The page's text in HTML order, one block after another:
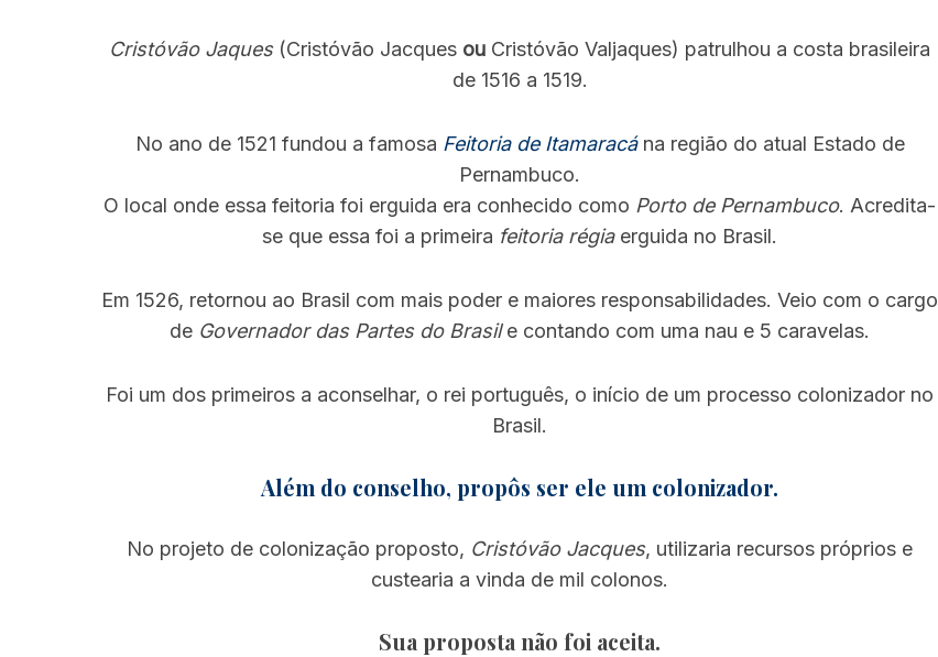
Cristóvão Jaques(Cristóvão Jacques ou Cristóvão Valjaques) patrulhou a costa brasileira
de 1516 a 1519.
No ano de 1521 fundou a famosa Feitoria de Itamaracána região do atual Estado de
Pernambuco.
O local onde essa feitoria foi erguida era conhecido como Porto de Pernambuco. Acredita-
se que essa foi a primeira feitoria régiaerguida no Brasil.
Em 1526, retornou ao Brasil com mais poder e maiores responsabilidades. Veio com o cargo
de Governador das Partes do Brasile contando com uma nau e 5 caravelas.
Foi um dos primeiros a aconselhar, o rei português, o início de um processo colonizador no
Brasil.
Além do conselho, propôs ser ele um colonizador.
No projeto de colonização proposto, Cristóvão Jacques, utilizaria recursos próprios e
custearia a vinda de mil colonos.
Sua proposta não foi aceita.